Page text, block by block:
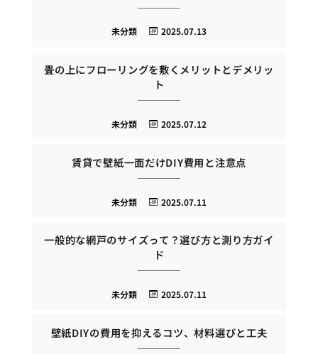
2025.07.13
未分類
畳の上にフローリングを敷くメリットとデメリッ
ト
2025.07.12
未分類
賃貸で壁紙一面だけDIY費用と注意点
2025.07.11
未分類
一般的な網戸のサイズって？選び方と測り方ガイ
ド
2025.07.11
未分類
壁紙DIYの費用を抑えるコツ、材料選びと工夫